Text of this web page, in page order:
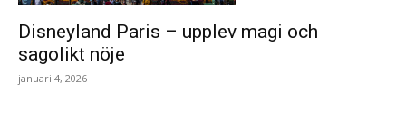
Disneyland Paris – upplev magi och
sagolikt nöje
januari 4, 2026